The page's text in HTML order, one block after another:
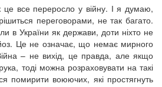
все переросло у війну. І я думаю,
переговорами, не так багато.
в України як держави, доти ніхто не
Це не означає, що немає мирного
– не вихід, це правда, але якщо
тоді можна розраховувати на такі
помирити воюючих, які простягнуть